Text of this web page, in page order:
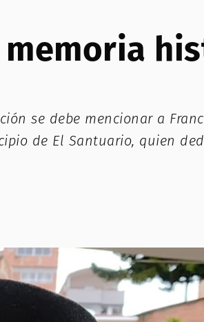
memoria
se debe mencionar a
de El Santuario, quien